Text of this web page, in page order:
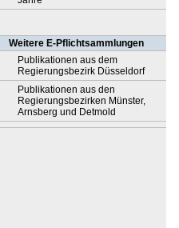
Weitere E-Pflichtsammlungen
Publikationen aus dem
Regierungsbezirk Düsseldorf
Publikationen aus den
Regierungsbezirken Münster,
Arnsberg und Detmold